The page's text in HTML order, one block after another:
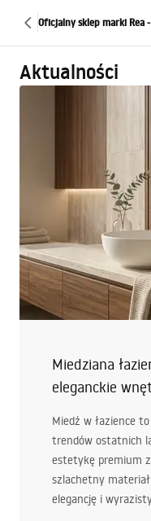
Oficjalny sklep marki
Aktualności
Miedziana
eleganckie
Miedź w łazience
trendów ostatnich
estetykę premium
szlachetny
elegancję i